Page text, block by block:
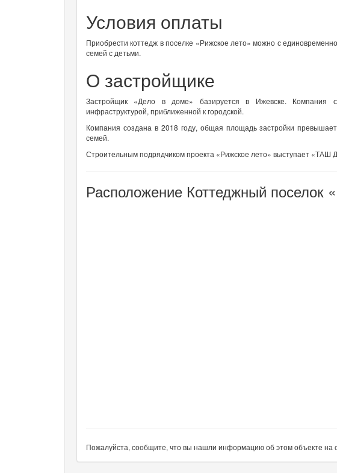
Условия оплаты
Приобрести коттедж в поселке «Рижское лето» можно с
семей с детьми.
О застройщике
Застройщик «Дело в доме» базируется в Ижевске. Компания
инфраструктурой, приближенной к городской.
Компания создана в 2018 году, общая площадь застройки
семей.
Строительным подрядчиком проекта «Рижское лето» выступает «ТАШ
Расположение Коттеджный поселок
Пожалуйста, сообщите, что вы нашли информацию об этом объекте на